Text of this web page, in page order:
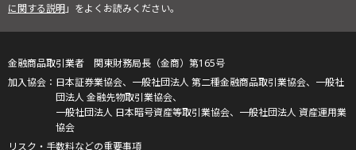
に関する説明」をよくお読みください。
金融商品取引業者 関東財務局長（金商）第165号
日本証券業協会、一般社団法人 第二種金融商品取引業協会、一般社
団法人 金融先物取引業協会、
一般社団法人 日本暗号資産等取引業協会、一般社団法人 資産運用業
協会
リスク・手数料などの重要事項